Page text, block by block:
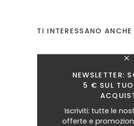
NEWSLETTER:
5 € SUL
Iscriviti: tutte le
offerte e
TI INTERESSANO